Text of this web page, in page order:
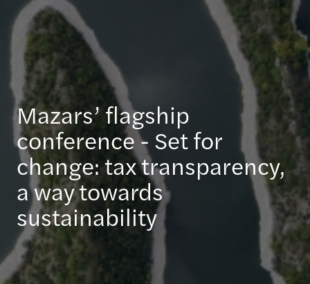
Mazars’ flagship
conference - Set for
change: tax transparency,
a way towards
sustainability